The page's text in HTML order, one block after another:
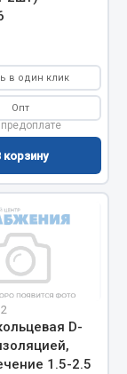
в один клик
Опт
корзину
D-
1.5-2.5